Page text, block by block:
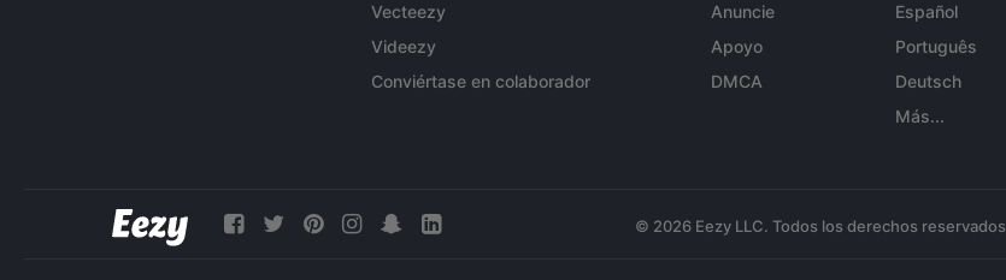
Vecteezy
Videezy
Conviértase en colaborador
Anuncie
Apoyo
DMCA
Español
Português
Deutsch
Más...
© 2026 Eezy LLC. Todos los derechos reservados